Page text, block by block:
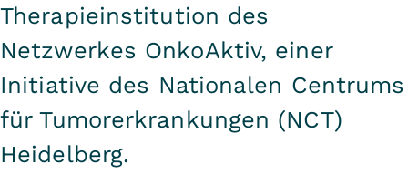
Therapieinstitution des
Netzwerkes OnkoAktiv, einer
Initiative des Nationalen Centrums
für Tumorerkrankungen (NCT)
Heidelberg.